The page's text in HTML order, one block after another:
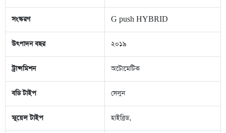
সংস্করণ G push HYBRID
উৎপাদন বছর ২০১৯
ট্রান্সমিশন অটোমেটিক
বডি টাইপ সেলুন
ফুয়েল টাইপ হাইব্রিড,